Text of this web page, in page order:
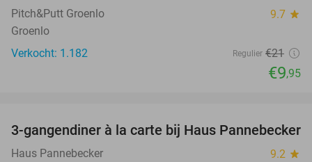
Pitch&Putt Groenlo 9.7 star
Groenlo
Verkocht: 1.182
Regulier €21
€9,95
38%
3-gangendiner à la carte bij Haus Pannebecker
Haus Pannebecker 9.2 star